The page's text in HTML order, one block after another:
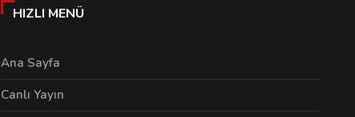
HIZLI MENÜ
Ana Sayfa
Canlı Yayın